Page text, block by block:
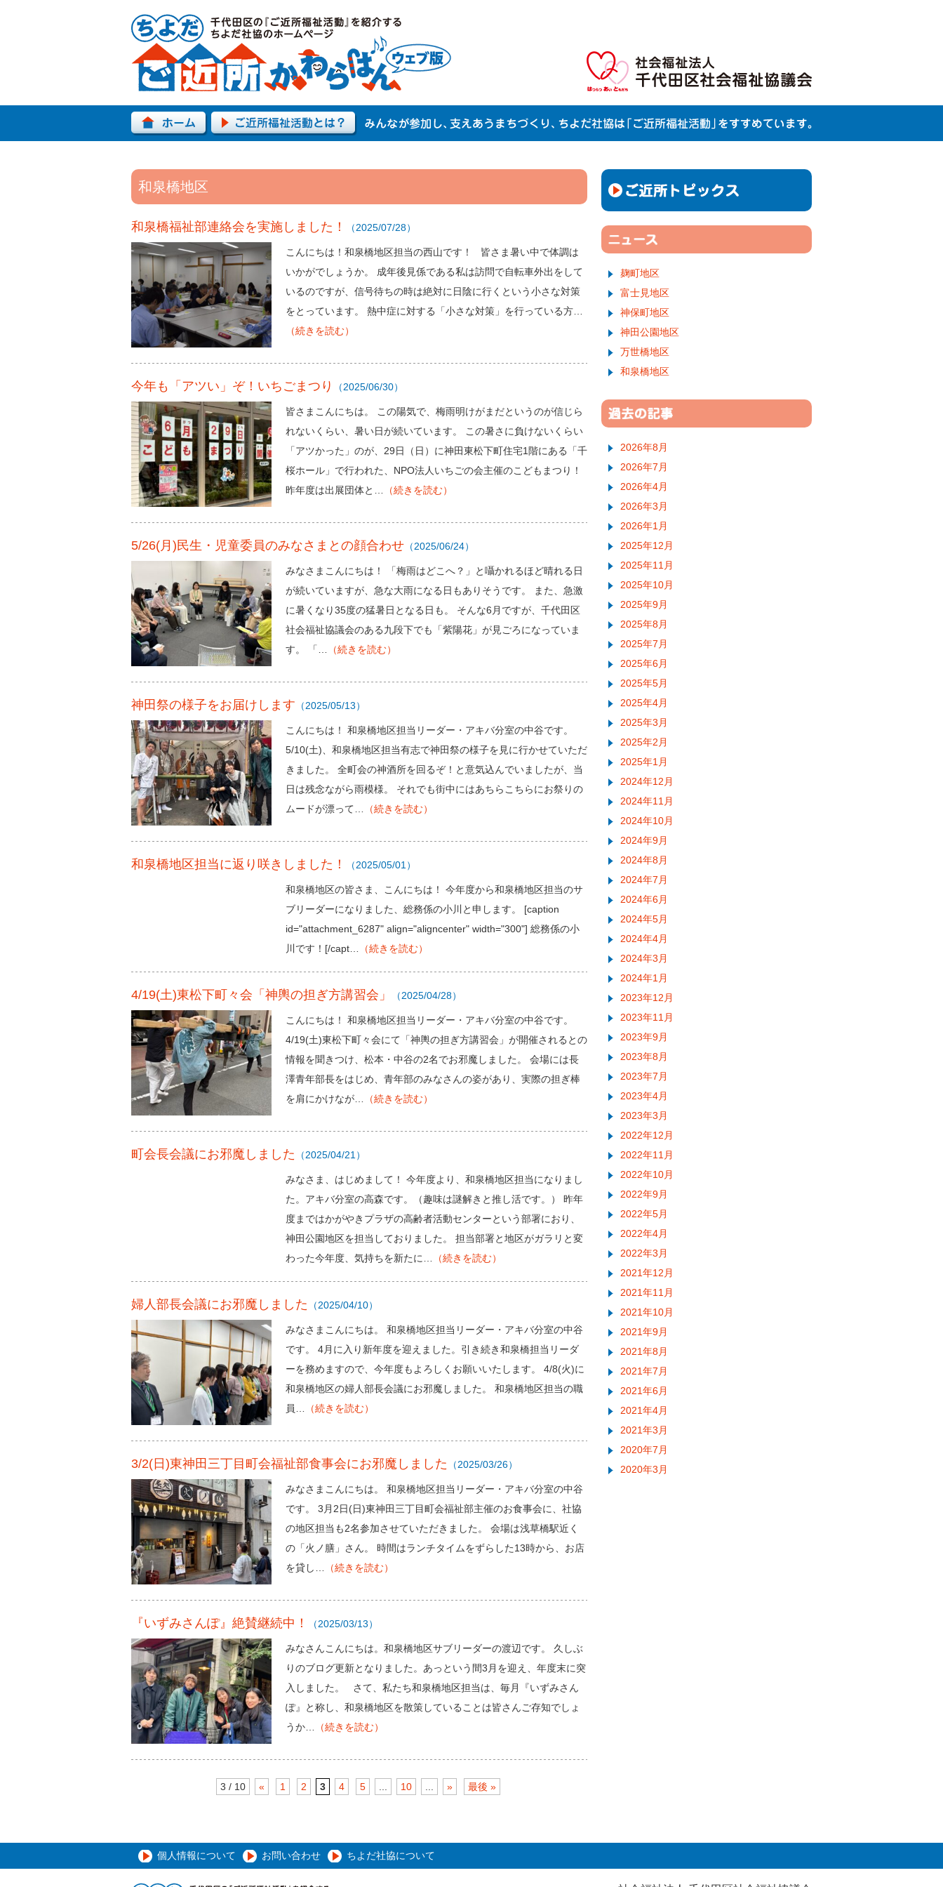
和泉橋地区
和泉橋福祉部連絡会を実施しました！ （2025/07/28）
こんにちは！和泉橋地区担当の西山です！ 皆さま暑い中で体調は
いかがでしょうか。 成年後見係である私は訪問で自転車外出をして
いるのですが、信号待ちの時は絶対に日陰に行くという小さな対策
をとっています。 熱中症に対する「小さな対策」を行っている方…
（続きを読む）
今年も「アツい」ぞ！いちごまつり （2025/06/30）
皆さまこんにちは。 この陽気で、梅雨明けがまだというのが信じら
れないくらい、暑い日が続いています。 この暑さに負けないくらい
「アツかった」のが、29日（日）に神田東松下町住宅1階にある「千
桜ホール」で行われた、NPO法人いちごの会主催のこどもまつり！
昨年度は出展団体と…
（続きを読む）
5/26(月)民生・児童委員のみなさまとの顔合わせ （2025/06/24）
みなさまこんにちは！ 「梅雨はどこへ？」と囁かれるほど晴れる日
が続いていますが、急な大雨になる日もありそうです。 また、急激
に暑くなり35度の猛暑日となる日も。 そんな6月ですが、千代田区
社会福祉協議会のある九段下でも「紫陽花」が見ごろになっていま
す。 「…
（続きを読む）
神田祭の様子をお届けします （2025/05/13）
こんにちは！ 和泉橋地区担当リーダー・アキバ分室の中谷です。
5/10(土)、和泉橋地区担当有志で神田祭の様子を見に行かせていただ
きました。 全町会の神酒所を回るぞ！と意気込んでいましたが、当
日は残念ながら雨模様。 それでも街中にはあちらこちらにお祭りの
ムードが漂って…
（続きを読む）
和泉橋地区担当に返り咲きしました！ （2025/05/01）
和泉橋地区の皆さま、こんにちは！ 今年度から和泉橋地区担当のサ
ブリーダーになりました、総務係の小川と申します。 [caption
id="attachment_6287" align="aligncenter" width="300"] 総務係の小
川です！[/capt…
（続きを読む）
4/19(土)東松下町々会「神輿の担ぎ方講習会」 （2025/04/28）
こんにちは！ 和泉橋地区担当リーダー・アキバ分室の中谷です。
4/19(土)東松下町々会にて「神輿の担ぎ方講習会」が開催されるとの
情報を聞きつけ、松本・中谷の2名でお邪魔しました。 会場には長
澤青年部長をはじめ、青年部のみなさんの姿があり、実際の担ぎ棒
を肩にかけなが…
（続きを読む）
町会長会議にお邪魔しました （2025/04/21）
みなさま、はじめまして！ 今年度より、和泉橋地区担当になりまし
た。アキバ分室の高森です。（趣味は謎解きと推し活です。） 昨年
度まではかがやきプラザの高齢者活動センターという部署におり、
神田公園地区を担当しておりました。 担当部署と地区がガラリと変
わった今年度、気持ちを新たに…
（続きを読む）
婦人部長会議にお邪魔しました （2025/04/10）
みなさまこんにちは。 和泉橋地区担当リーダー・アキバ分室の中谷
です。 4月に入り新年度を迎えました。引き続き和泉橋担当リーダ
ーを務めますので、今年度もよろしくお願いいたします。 4/8(火)に
和泉橋地区の婦人部長会議にお邪魔しました。 和泉橋地区担当の職
員…
（続きを読む）
3/2(日)東神田三丁目町会福祉部食事会にお邪魔しました （2025/03/26）
みなさまこんにちは。 和泉橋地区担当リーダー・アキバ分室の中谷
です。 3月2日(日)東神田三丁目町会福祉部主催のお食事会に、社協
の地区担当も2名参加させていただきました。 会場は浅草橋駅近く
の「火ノ膳」さん。 時間はランチタイムをずらした13時から、お店
を貸し…
（続きを読む）
『いずみさんぽ』絶賛継続中！ （2025/03/13）
みなさんこんにちは。和泉橋地区サブリーダーの渡辺です。 久しぶ
りのブログ更新となりました。あっという間3月を迎え、年度末に突
入しました。 さて、私たち和泉橋地区担当は、毎月『いずみさん
ぽ』と称し、和泉橋地区を散策していることは皆さんご存知でしょ
うか…
（続きを読む）
3 / 10 « 1 2 3 4 5 10 » 最後 »
麹町地区
富士見地区
神保町地区
神田公園地区
万世橋地区
和泉橋地区
2026年8月
2026年7月
2026年4月
2026年3月
2026年1月
2025年12月
2025年11月
2025年10月
2025年9月
2025年8月
2025年7月
2025年6月
2025年5月
2025年4月
2025年3月
2025年2月
2025年1月
2024年12月
2024年11月
2024年10月
2024年9月
2024年8月
2024年7月
2024年6月
2024年5月
2024年4月
2024年3月
2024年1月
2023年12月
2023年11月
2023年9月
2023年8月
2023年7月
2023年4月
2023年3月
2022年12月
2022年11月
2022年10月
2022年9月
2022年5月
2022年4月
2022年3月
2021年12月
2021年11月
2021年10月
2021年9月
2021年8月
2021年7月
2021年6月
2021年4月
2021年3月
2020年7月
2020年3月
個人情報について お問い合わせ ちよだ社協について